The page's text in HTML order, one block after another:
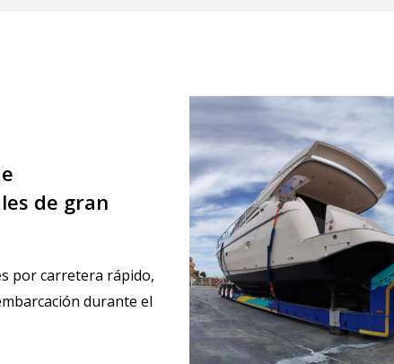
de gran
por carretera rápido,
durante el